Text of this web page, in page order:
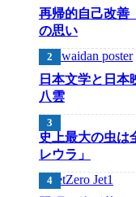
再帰的自己改善
の思い
日本文学と日本
八雲
史上最大の虫は
レウラ」